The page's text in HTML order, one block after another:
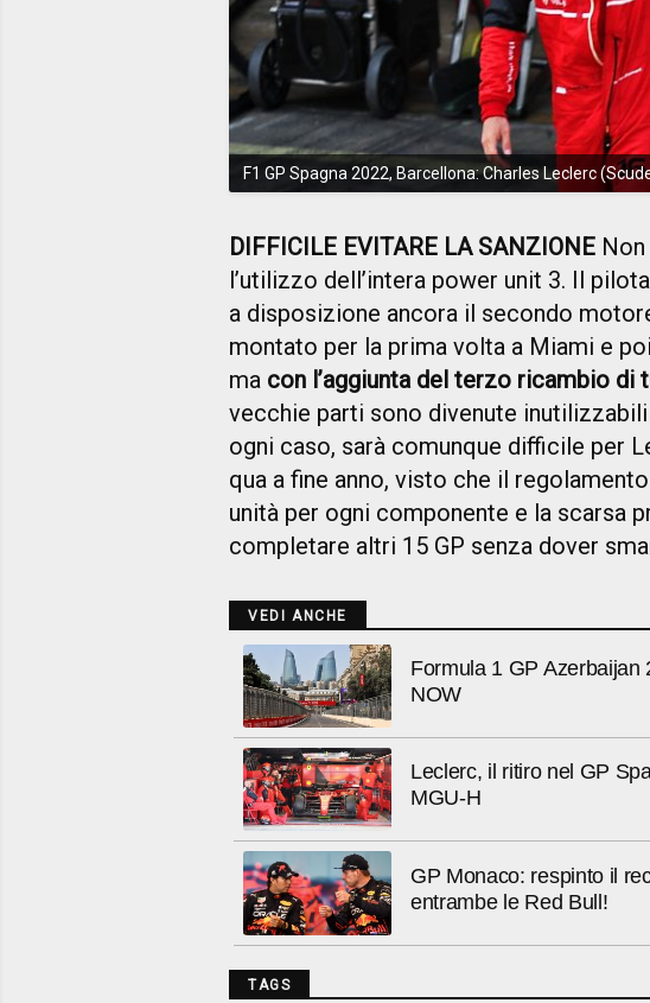
F1 GP Spagna 2022, Barcellona: Charles Leclerc
DIFFICILE EVITARE LA SANZIONE
l’utilizzo dell’intera power unit 3. Il
a disposizione ancora il secondo
montato per la prima volta a Miami e
ma con l’aggiunta del terzo ricambio di
vecchie parti sono divenute
ogni caso, sarà comunque difficile per
qua a fine anno, visto che il
unità per ogni componente e la scarsa
completare altri 15 GP senza dover
VEDI ANCHE
Formula 1 GP Azerbaijan
NOW
Leclerc, il ritiro nel GP
MGU-H
GP Monaco: respinto il
entrambe le Red Bull!
TAGS